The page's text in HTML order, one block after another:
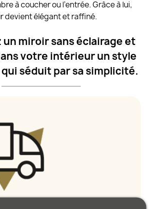
à coucher ou l’entrée. Grâce à lui,
devient élégant et raffiné.
un miroir sans éclairage et
votre intérieur un style
séduit par sa simplicité.